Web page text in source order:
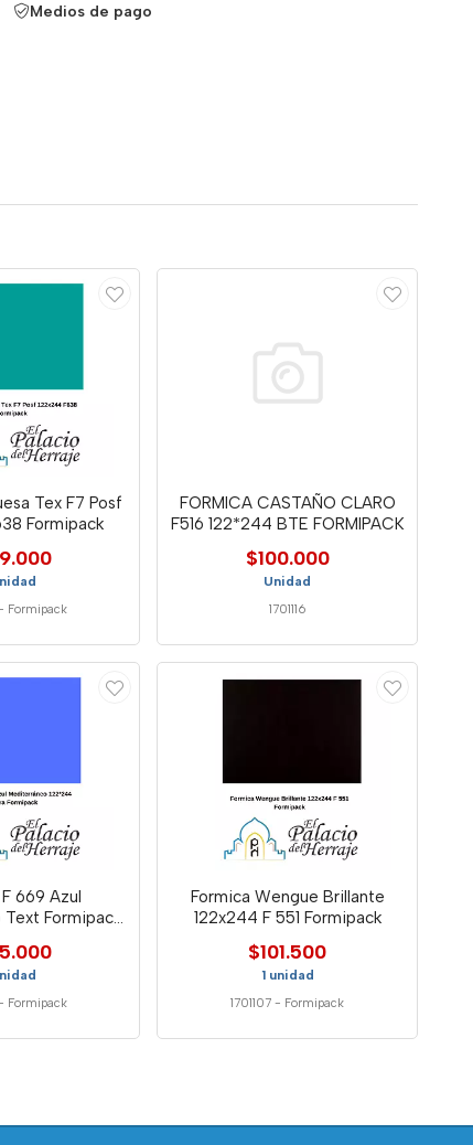
Medios de pago
Tex F7 Posf
Formipack
Formipack
FORMICA CASTAÑO CLARO
F516 122*244 BTE FORMIPACK
$100.000
Unidad
1701116
669 Azul
Formipack
Formipack
Formica Wengue Brillante
122x244 F 551 Formipack
$101.500
1 unidad
1701107 - Formipack